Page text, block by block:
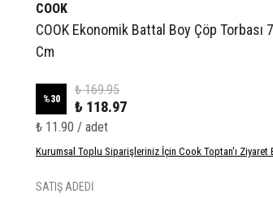
COOK
COOK Ekonomik Battal Boy Çöp Torbası
Cm
%30
₺ 169.95
₺ 118.97
₺ 11.90 / adet
Kurumsal Toplu Siparişleriniz İçin Cook Toptan'ı Ziyaret
SATIŞ ADEDİ